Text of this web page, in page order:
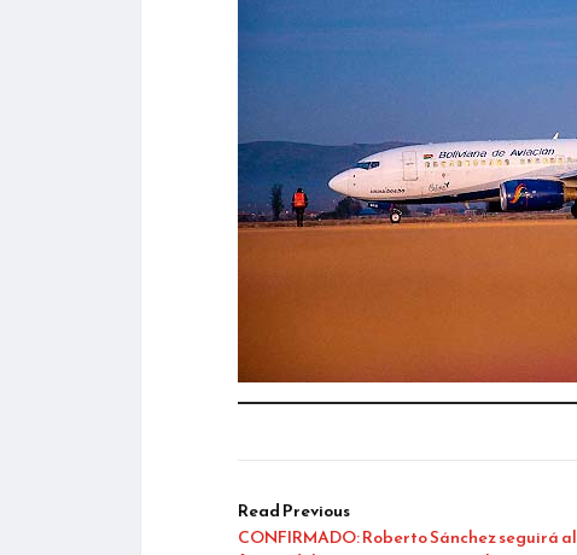
Read Previous
CONFIRMADO: Roberto Sánchez seguirá al